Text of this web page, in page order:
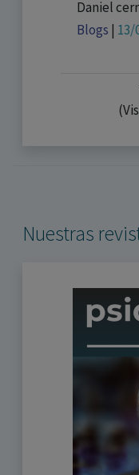
Daniel
Blogs | 13/
Nuestras